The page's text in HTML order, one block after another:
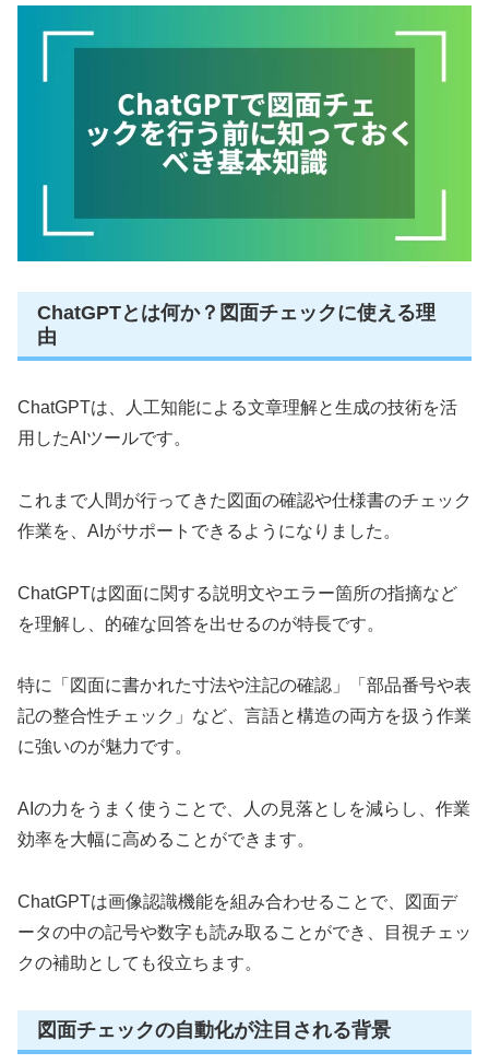
ChatGPTとは何か？図面チェックに使える理
由
ChatGPTは、人工知能による文章理解と生成の技術を活
用したAIツールです。
これまで人間が行ってきた図面の確認や仕様書のチェック
作業を、AIがサポートできるようになりました。
ChatGPTは図面に関する説明文やエラー箇所の指摘など
を理解し、的確な回答を出せるのが特長です。
特に「図面に書かれた寸法や注記の確認」「部品番号や表
記の整合性チェック」など、言語と構造の両方を扱う作業
に強いのが魅力です。
AIの力をうまく使うことで、人の見落としを減らし、作業
効率を大幅に高めることができます。
ChatGPTは画像認識機能を組み合わせることで、図面デ
ータの中の記号や数字も読み取ることができ、目視チェッ
クの補助としても役立ちます。
図面チェックの自動化が注目される背景